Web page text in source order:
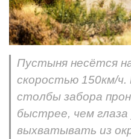
Пустыня несётся
скоростью 150км/
столбы забора
быстрее, чем
выхватывать из